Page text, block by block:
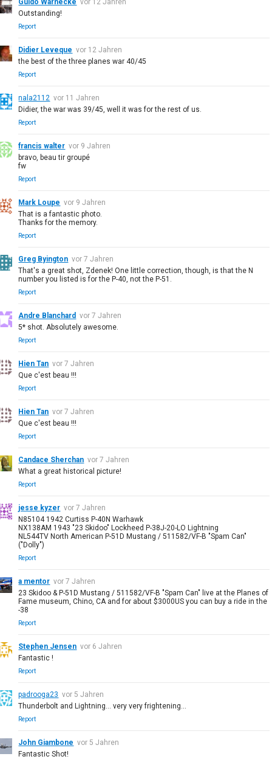
Outstanding!
Report
Didier Leveque vor 12 Jahren
the best of the three planes war 40/45
Report
nala2112 vor 11 Jahren
Didier, the war was 39/45, well it was for the rest of us.
Report
francis walter vor 9 Jahren
bravo, beau tir groupé
fw
Report
Mark Loupe vor 9 Jahren
That is a fantastic photo.
Thanks for the memory.
Report
Greg Byington vor 7 Jahren
That's a great shot, Zdenek! One little correction, though, is that the N
number you listed is for the P-40, not the P-51.
Report
Andre Blanchard
vor 7 Jahren
5* shot. Absolutely awesome.
Report
Hien Tan vor 7 Jahren
Que c'est beau !!!
Report
Hien Tan vor 7 Jahren
Que c'est beau !!!
Report
Candace Sherchan vor 7 Jahren
What a great historical picture!
Report
jesse kyzer vor 7 Jahren
N85104 1942 Curtiss P-40N Warhawk
NX138AM 1943 "23 Skidoo" Lockheed P-38J-20-LO Lightning
NL544TV North American P-51D Mustang / 511582/VF-B "Spam Can"
("Dolly")
Report
a mentor vor 7 Jahren
23 Skidoo & P-51D Mustang / 511582/VF-B "Spam Can" live at the Planes of
Fame museum, Chino, CA and for about $3000US you can buy a ride in the
-38
Report
Stephen Jensen vor 6 Jahren
Fantastic !
Report
padrooga23 vor 5 Jahren
Thunderbolt and Lightning... very very frightening...
Report
John Giambone vor 5 Jahren
Fantastic Shot!